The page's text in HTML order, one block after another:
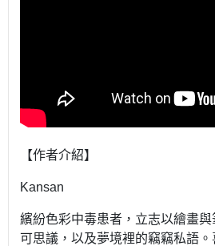
【作者介紹】
Kansan
繽紛色彩中毒患者，立志以繪畫
可思議，以及夢境裡的竊竊私語